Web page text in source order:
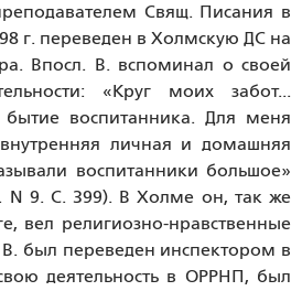
Свящ. Писания в
г. переведен в Холмскую ДС на
Впосл. В. вспоминал о своей
«Круг моих забот...
бытие воспитанника. Для меня
личная и домашняя
воспитанники большое»
N 9. С. 399). В Холме он, так же
вел религиозно-нравственные
В. был переведен инспектором в
деятельность в ОРРНП, был